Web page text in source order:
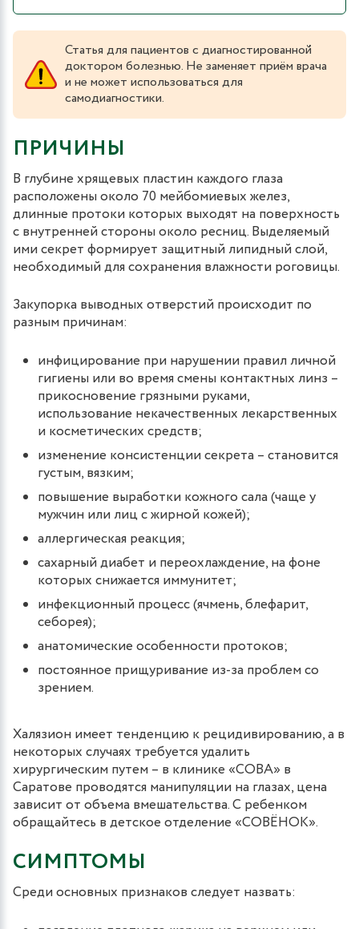
Статья для пациентов с диагностированной
доктором болезнью. Не заменяет приём врача
и не может использоваться для
самодиагностики.
ПРИЧИНЫ
В глубине хрящевых пластин каждого глаза
расположены около 70 мейбомиевых желез,
длинные протоки которых выходят на поверхность
с внутренней стороны около ресниц. Выделяемый
ими секрет формирует защитный липидный слой,
необходимый для сохранения влажности роговицы.
Закупорка выводных отверстий происходит по
разным причинам:
инфицирование при нарушении правил личной
гигиены или во время смены контактных линз –
прикосновение грязными руками,
использование некачественных лекарственных
и косметических средств;
изменение консистенции секрета – становится
густым, вязким;
повышение выработки кожного сала (чаще у
мужчин или лиц с жирной кожей);
аллергическая реакция;
сахарный диабет и переохлаждение, на фоне
которых снижается иммунитет;
инфекционный процесс (ячмень, блефарит,
себорея);
анатомические особенности протоков;
постоянное прищуривание из-за проблем со
зрением.
Халязион имеет тенденцию к рецидивированию, а в
некоторых случаях требуется удалить
хирургическим путем – в клинике «СОВА» в
Саратове проводятся манипуляции на глазах, цена
зависит от объема вмешательства. С ребенком
обращайтесь в детское отделение «СОВЁНОК».
СИМПТОМЫ
Среди основных признаков следует назвать: